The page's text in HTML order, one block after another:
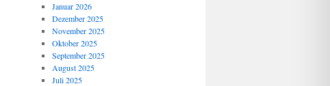
Januar 2026
Dezember 2025
November 2025
Oktober 2025
September 2025
August 2025
Juli 2025